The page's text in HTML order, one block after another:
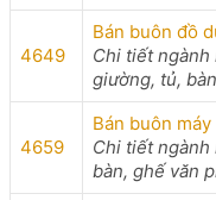
4649
Bán buôn đồ
Chi tiết ngành
giường, tủ,
4659
Bán buôn
Chi tiết ngành
bàn, ghế văn